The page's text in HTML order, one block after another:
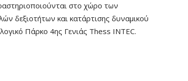
στο χώρο των
δεξιοτήτων και κατάρτισης δυναμικού
Πάρκο 4ης Γενιάς Thess INTEC.